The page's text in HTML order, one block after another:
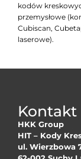
kodów
przemysłowe
Cubiscan,
laserowe).
Kontakt
HKK Group
HIT – Kody
ul. Wierzbowa